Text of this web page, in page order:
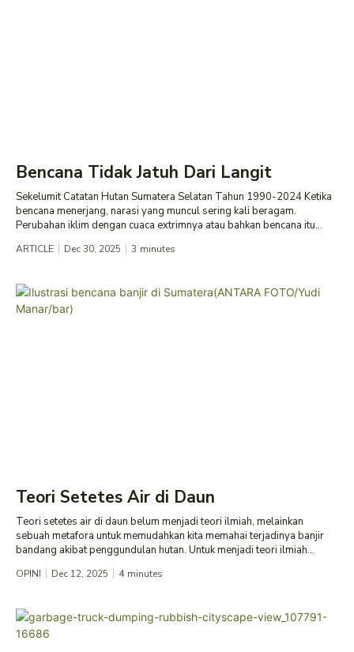
Bencana Tidak Jatuh Dari Langit
Sekelumit Catatan Hutan Sumatera Selatan Tahun 1990-2024 Ketika
bencana menerjang, narasi yang muncul sering kali beragam.
Perubahan iklim dengan cuaca extrimnya atau bahkan bencana itu...
ARTICLE Dec 30, 2025 3 minutes
Teori Setetes Air di Daun
Teori setetes air di daun belum menjadi teori ilmiah, melainkan
sebuah metafora untuk memudahkan kita memahai terjadinya banjir
bandang akibat penggundulan hutan. Untuk menjadi teori ilmiah...
OPINI Dec 12, 2025 4 minutes